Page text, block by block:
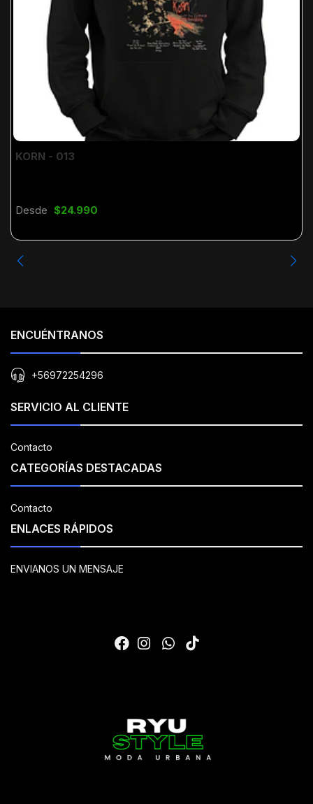
KORN - 013
Desde $24.990
ENCUÉNTRANOS
+56972254296
SERVICIO AL CLIENTE
Contacto
CATEGORÍAS DESTACADAS
Contacto
ENLACES RÁPIDOS
ENVIANOS UN MENSAJE